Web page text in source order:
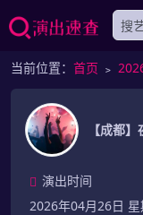
当前位置： 首页 ﹥
【成都
演出时间
2026年04月26日 星